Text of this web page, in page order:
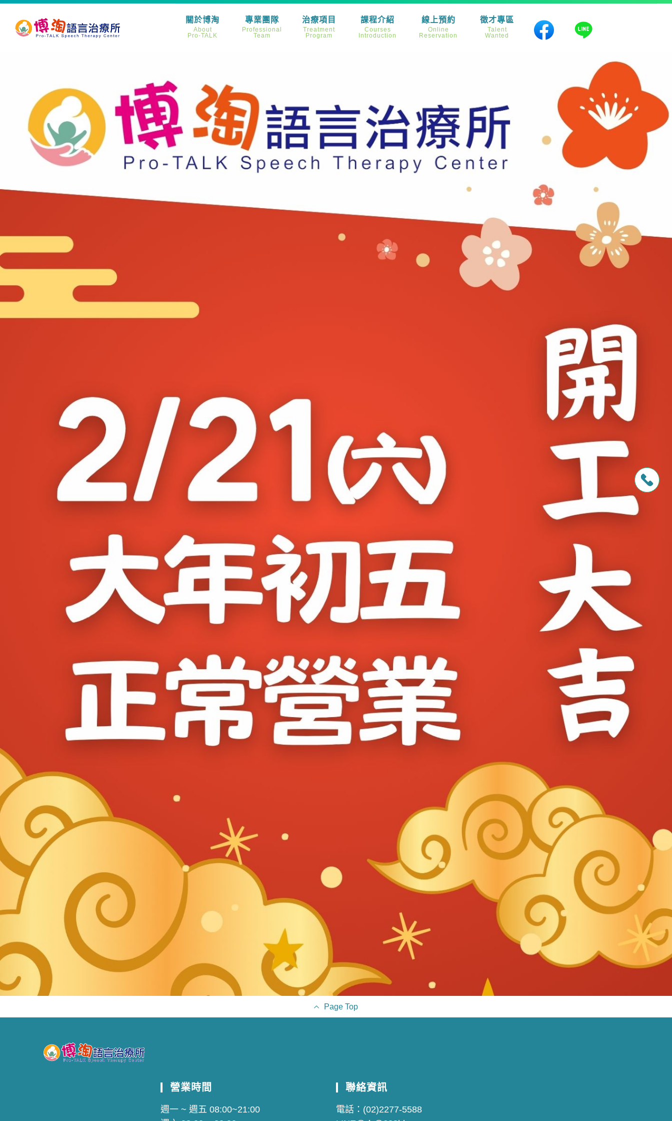
關於博淘
About
Pro-TALK
專業團隊
Professional
Team
治療項目
Treatment
Program
課程介紹
Courses
Introduction
線上預約
Online
Reservation
徵才專區
Talent
Wanted
Page Top
營業時間
週一 ~ 週五 08:00~21:00
聯絡資訊
電話： (02)2277-5588